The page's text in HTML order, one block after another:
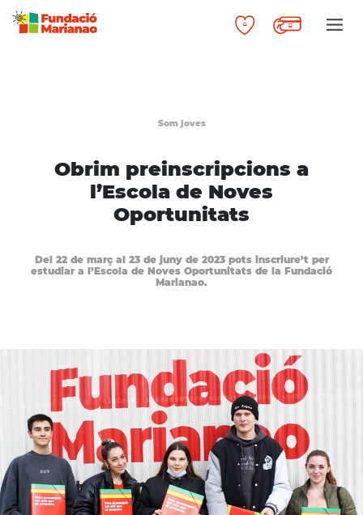
Som joves
Obrim preinscripcions a
l’Escola de Noves
Oportunitats
Del 22 de març al 23 de juny de 2023 pots inscriure’t per
estudiar a l’Escola de Noves Oportunitats de la Fundació
Marianao.